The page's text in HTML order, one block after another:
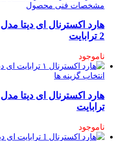
مشخصات فنی محصول
2 ترابایت
ناموجود
انتخاب گزینه ها
ترابایت
ناموجود